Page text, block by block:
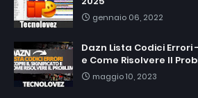
gennaio 06, 2022
Dazn Lista Codici
e Come Risolvere Il
maggio 10, 2023